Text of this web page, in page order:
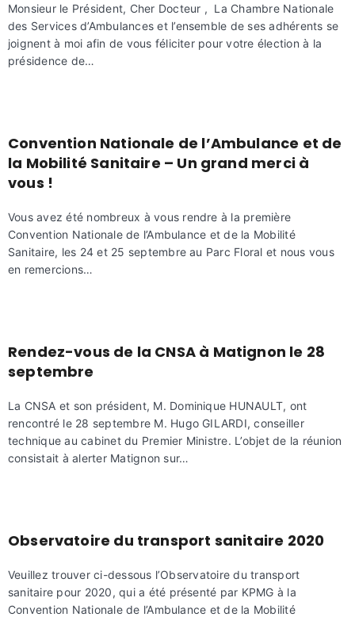
Monsieur le Président, Cher Docteur , La Chambre Nationale
des Services d’Ambulances et l’ensemble de ses adhérents se
joignent à moi afin de vous féliciter pour votre élection à la
présidence de…
Convention Nationale de l’Ambulance et de
la Mobilité Sanitaire – Un grand merci à
vous !
Vous avez été nombreux à vous rendre à la première
Convention Nationale de l’Ambulance et de la Mobilité
Sanitaire, les 24 et 25 septembre au Parc Floral et nous vous
en remercions…
Rendez-vous de la CNSA à Matignon le 28
septembre
La CNSA et son président, M. Dominique HUNAULT, ont
rencontré le 28 septembre M. Hugo GILARDI, conseiller
technique au cabinet du Premier Ministre. L’objet de la réunion
consistait à alerter Matignon sur…
Observatoire du transport sanitaire 2020
Veuillez trouver ci-dessous l’Observatoire du transport
sanitaire pour 2020, qui a été présenté par KPMG à la
Convention Nationale de l’Ambulance et de la Mobilité